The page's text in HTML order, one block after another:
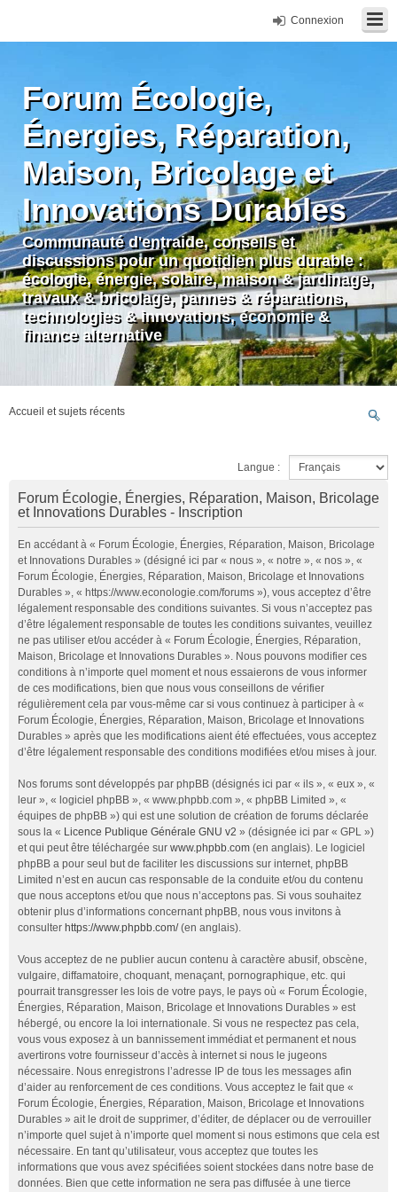
Connexion
Forum Écologie,
Énergies, Réparation,
Maison, Bricolage et
Innovations Durables
Communauté d'entraide, conseils et
discussions pour un quotidien plus durable :
écologie, énergie, solaire, maison & jardinage,
travaux & bricolage, pannes & réparations,
technologies & innovations, économie &
finance alternative
Accueil et sujets récents
Langue :
Forum Écologie, Énergies, Réparation, Maison, Bricolage
et Innovations Durables - Inscription
En accédant à « Forum Écologie, Énergies, Réparation, Maison, Bricolage
et Innovations Durables » (désigné ici par « nous », « notre », « nos », «
Forum Écologie, Énergies, Réparation, Maison, Bricolage et Innovations
Durables », « https://www.econologie.com/forums »), vous acceptez d’être
légalement responsable des conditions suivantes. Si vous n’acceptez pas
d’être légalement responsable de toutes les conditions suivantes, veuillez
ne pas utiliser et/ou accéder à « Forum Écologie, Énergies, Réparation,
Maison, Bricolage et Innovations Durables ». Nous pouvons modifier ces
conditions à n’importe quel moment et nous essaierons de vous informer
de ces modifications, bien que nous vous conseillons de vérifier
régulièrement cela par vous-même car si vous continuez à participer à «
Forum Écologie, Énergies, Réparation, Maison, Bricolage et Innovations
Durables » après que les modifications aient été effectuées, vous acceptez
d’être légalement responsable des conditions modifiées et/ou mises à jour.
Nos forums sont développés par phpBB (désignés ici par « ils », « eux », «
leur », « logiciel phpBB », « www.phpbb.com », « phpBB Limited », «
équipes de phpBB ») qui est une solution de création de forums déclarée
sous la « Licence Publique Générale GNU v2 » (désignée ici par « GPL »)
et qui peut être téléchargée sur www.phpbb.com (en anglais). Le logiciel
phpBB a pour seul but de faciliter les discussions sur internet, phpBB
Limited n’est en aucun cas responsable de la conduite et/ou du contenu
que nous acceptons et/ou que nous n’acceptons pas. Si vous souhaitez
obtenir plus d’informations concernant phpBB, nous vous invitons à
consulter https://www.phpbb.com/(en anglais).
Vous acceptez de ne publier aucun contenu à caractère abusif, obscène,
vulgaire, diffamatoire, choquant, menaçant, pornographique, etc. qui
pourrait transgresser les lois de votre pays, le pays où « Forum Écologie,
Énergies, Réparation, Maison, Bricolage et Innovations Durables » est
hébergé, ou encore la loi internationale. Si vous ne respectez pas cela,
vous vous exposez à un bannissement immédiat et permanent et nous
avertirons votre fournisseur d’accès à internet si nous le jugeons
nécessaire. Nous enregistrons l’adresse IP de tous les messages afin
d’aider au renforcement de ces conditions. Vous acceptez le fait que «
Forum Écologie, Énergies, Réparation, Maison, Bricolage et Innovations
Durables » ait le droit de supprimer, d’éditer, de déplacer ou de verrouiller
n’importe quel sujet à n’importe quel moment si nous estimons que cela est
nécessaire. En tant qu’utilisateur, vous acceptez que toutes les
informations que vous avez spécifiées soient stockées dans notre base de
données. Bien que cette information ne sera pas diffusée à une tierce